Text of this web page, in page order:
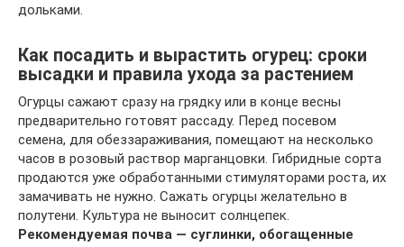
дольками.
Как посадить и вырастить огурец: сроки
высадки и правила ухода за растением
Огурцы сажают сразу на грядку или в конце весны
предварительно готовят рассаду. Перед посевом
семена, для обеззараживания, помещают на несколько
часов в розовый раствор марганцовки. Гибридные сорта
продаются уже обработанными стимуляторами роста, их
замачивать не нужно. Сажать огурцы желательно в
полутени. Культура не выносит солнцепек.
Рекомендуемая почва — суглинки, обогащенные